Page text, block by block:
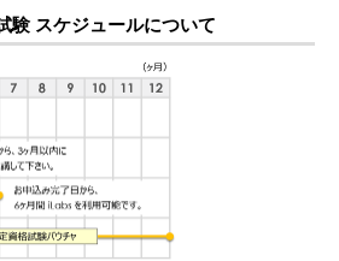
験 スケジュールについて